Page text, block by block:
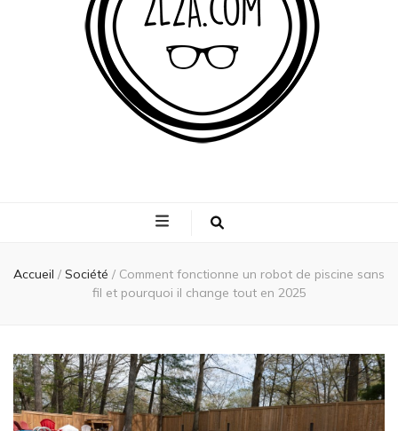
Accueil / Société / Comment fonctionne un robot de piscine sans
fil et pourquoi il change tout en 2025